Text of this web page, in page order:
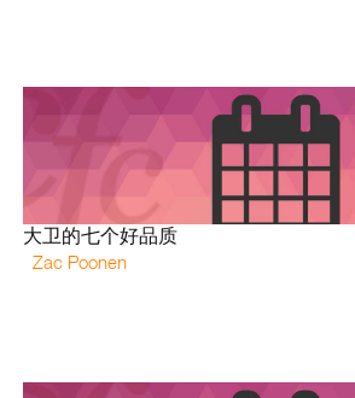
大卫的七个好品质
Zac Poonen